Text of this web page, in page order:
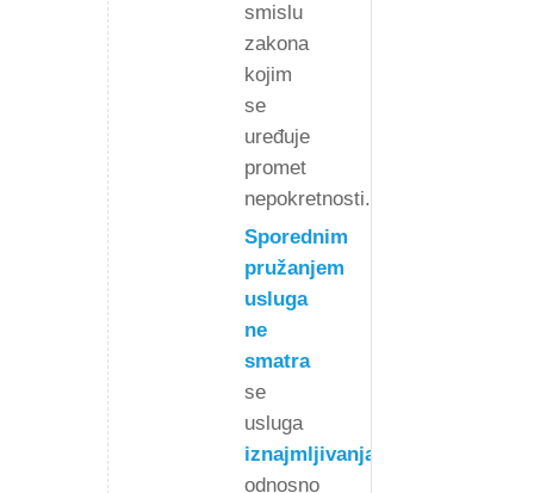
smislu
zakona
kojim
se
uređuje
promet
nepokretnosti.
Sporednim
pružanjem
usluga
ne
smatra
se
usluga
iznajmljivanja,
odnosno